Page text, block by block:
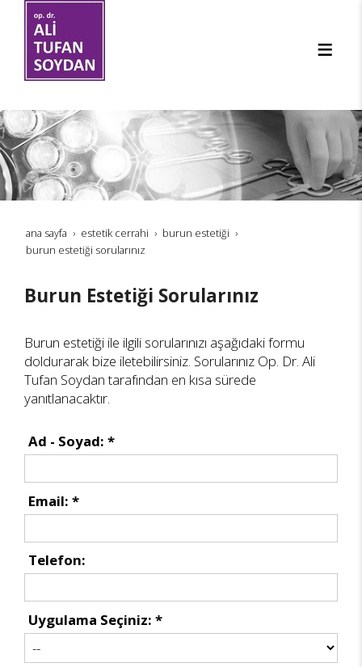
ana sayfa estetik cerrahi
burun estetiği
burun estetiği sorularınız
Burun Estetiği Sorularınız
Burun estetiği ile ilgili sorularınızı aşağıdaki formu
doldurarak bize iletebilirsiniz. Sorularınız Op. Dr. Ali
Tufan Soydan tarafından en kısa sürede
yanıtlanacaktır.
Ad - Soyad: *
Email: *
Telefon:
Uygulama Seçiniz: *